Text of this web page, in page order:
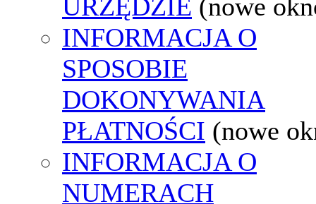
URZĘDZIE (nowe
INFORMACJA O
SPOSOBIE
DOKONYWANIA
PŁATNOŚCI (nowe
INFORMACJA O
NUMERACH